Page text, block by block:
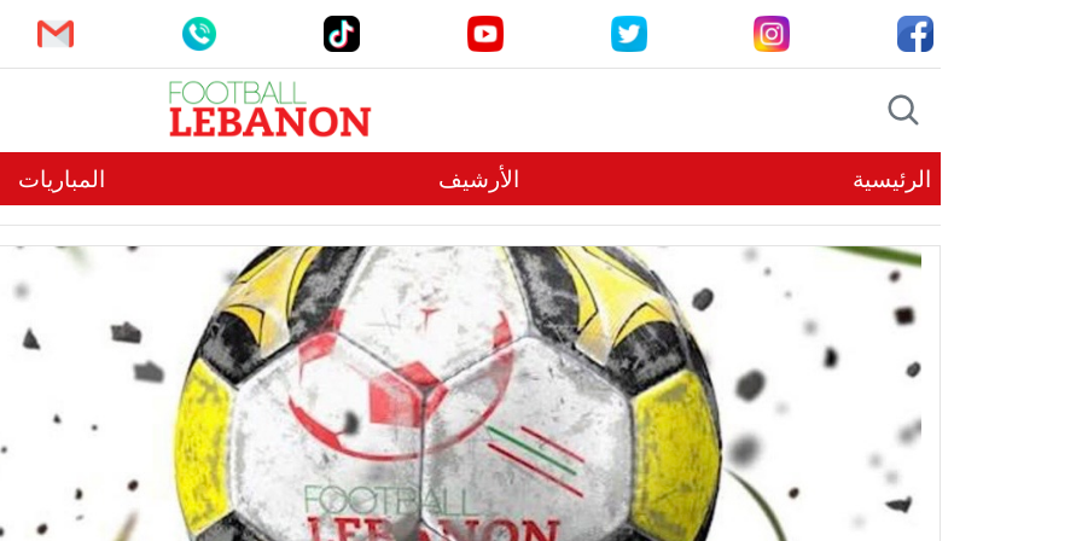
الرئيسية الأرشيف المباريات